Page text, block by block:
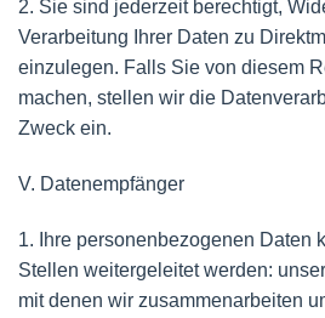
2. Sie sind jederzeit berechtigt,
Verarbeitung Ihrer Daten zu
einzulegen. Falls Sie von diesem
machen, stellen wir die
Zweck ein.
V. Datenempfänger
1. Ihre personenbezogenen Daten
Stellen weitergeleitet werden:
mit denen wir zusammenarbeiten